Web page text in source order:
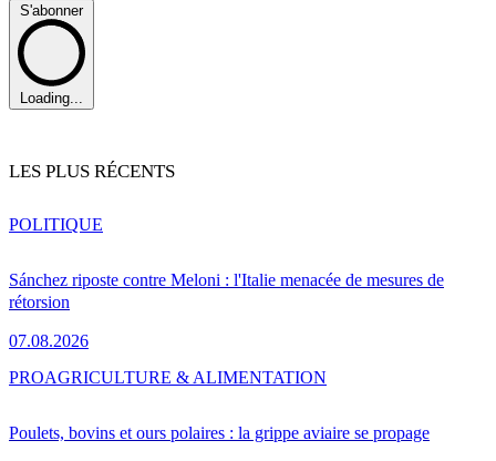
S'abonner
Loading...
LES PLUS RÉCENTS
Sánchez riposte contre Meloni : l'Italie menacée de mesures de
rétorsion
07.08.2026
POLITIQUE
Poulets, bovins et ours polaires : la grippe aviaire se propage
PROAGRICULTURE & ALIMENTATION